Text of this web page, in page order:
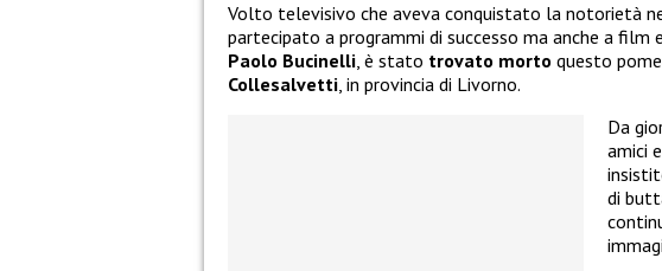
Volto televisivo che aveva conquistato la notorietà
partecipato a programmi di successo ma anche a film
Paolo Bucinelli, è stato trovato morto questo
Collesalvetti, in provincia di Livorno.
Da
amici
di